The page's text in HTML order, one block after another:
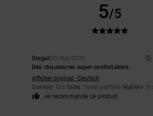
5/5
Gregor20 mai 2026
Des chaussures super confortables
Afficher original - Deutsch
Confort: 5/5 Taille: Taille parfaite Matière: 5/
Je recommande ce produit